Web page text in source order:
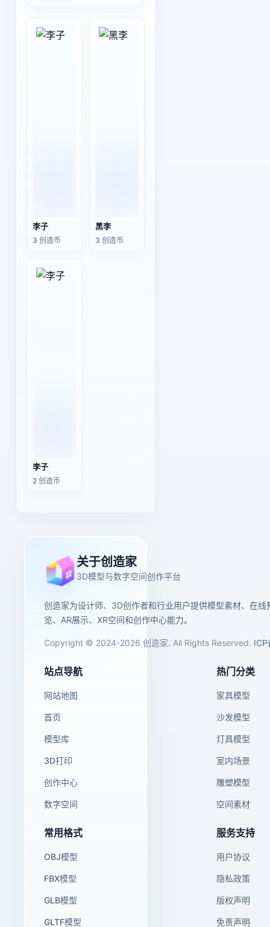
李子
3 创造币
黑李
3 创造币
李子
2 创造币
关于创造家
3D模型与数字空间创作平台
创造家为设计师、3D创作者和行业用户提供模型素材、在线
览、AR展示、XR空间和创作中心能力。
Copyright © 2024-2026 创造家. All Rights Reserved. ICP
站点导航
网站地图
首页
模型库
3D打印
创作中心
数字空间
热门分类
家具模型
沙发模型
灯具模型
室内场景
雕塑模型
空间素材
常用格式
OBJ模型
FBX模型
GLB模型
GLTF模型
服务支持
用户协议
隐私政策
版权声明
免责声明